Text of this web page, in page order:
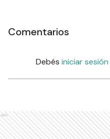
Comentarios
Debés iniciar sesión
Ads